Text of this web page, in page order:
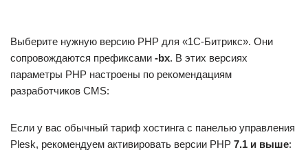
Выберите нужную версию PHP для «1C-Битрикс». Они
сопровождаются префиксами -bx. В этих версиях
параметры PHP настроены по рекомендациям
разработчиков CMS:
Если у вас обычный тариф хостинга с панелью управления
Plesk, рекомендуем активировать версии PHP 7.1 и выше: